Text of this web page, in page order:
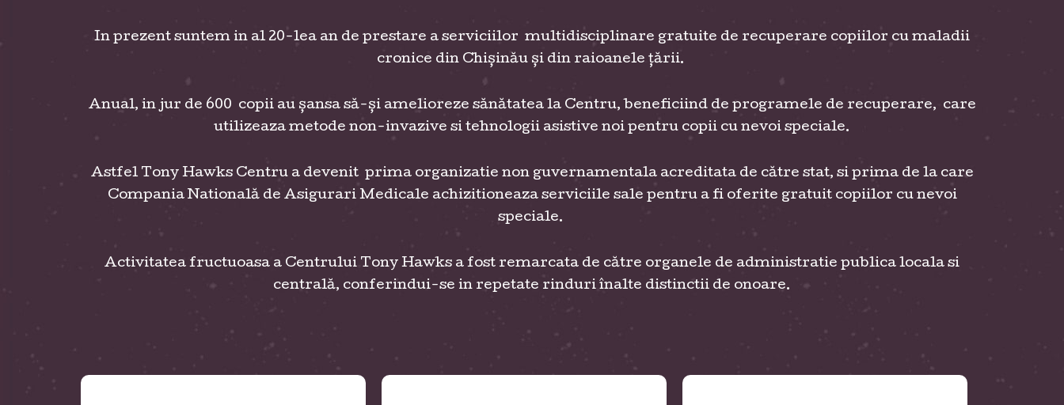
In prezent suntem in al 20-lea an de prestare a serviciilor multidisciplinare gratuite de recuperare copiilor cu maladii
cronice din Chișinău și din raioanele țării.
Anual, in jur de 600 copii au șansa să-și amelioreze sănătatea la Centru, beneficiind de programele de recuperare, care
utilizeaza metode non-invazive si tehnologii asistive noi pentru copii cu nevoi speciale.
Astfel Tony Hawks Centru a devenit prima organizatie non guvernamentala acreditata de către stat, si prima de la care
Compania Natională de Asigurari Medicale achizitioneaza serviciile sale pentru a fi oferite gratuit copiilor cu nevoi
speciale.
Activitatea fructuoasa a Centrului Tony Hawks a fost remarcata de către organele de administratie publica locala si
centrală, conferindui-se in repetate rinduri înalte distinctii de onoare.